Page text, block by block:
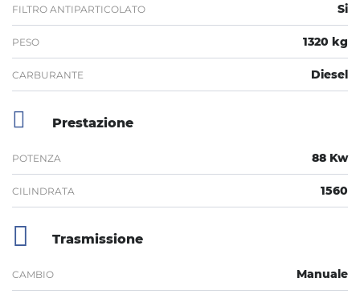
FILTRO ANTIPARTICOLATO Si
PESO 1320 kg
CARBURANTE Diesel
Prestazione
POTENZA 88 Kw
CILINDRATA 1560
Trasmissione
CAMBIO Manuale